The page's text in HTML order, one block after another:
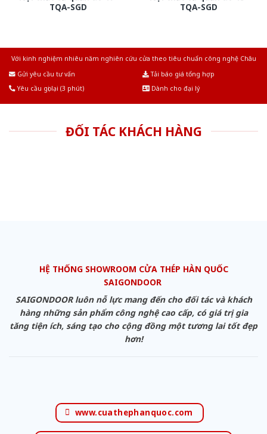
TQA-SGD
TQA-SGD
Với kinh nghiệm nhiêu năm nghiên cứu cửa theo tiêu chuẩn công nghệ Châu
Gửi yêu cầu tư vấn
Tải báo giá tổng hợp
Yêu cầu gọi lại (3 phút)
Dành cho đại lý
ĐỐI TÁC KHÁCH HÀNG
HỆ THỐNG SHOWROOM CỬA THÉP HÀN QUỐC
SAIGONDOOR
SAIGONDOOR luôn nỗ lực mang đến cho đối tác và khách
hàng những sản phẩm công nghệ cao cấp, có giá trị gia
tăng tiện ích, sáng tạo cho cộng đồng một tương lai tốt đẹp
hơn!
www.cuathephanquoc.com